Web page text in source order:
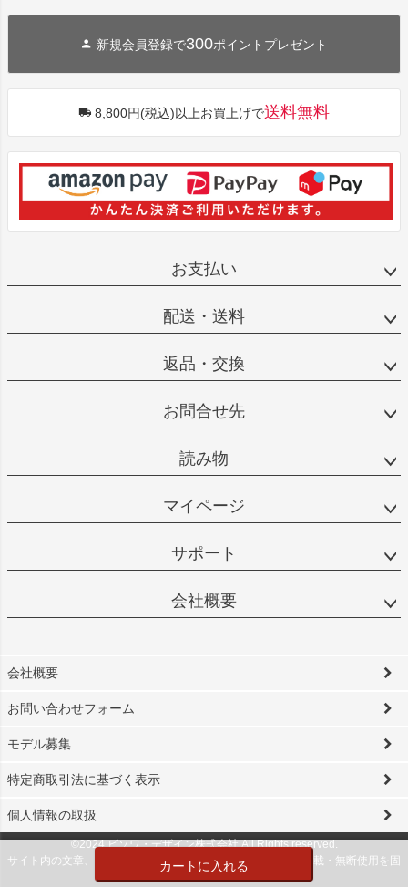
カートに入れる
新規会員登録で300ポイントプレゼント
8,800円(税込)以上お買上げで送料無料
お支払い
配送・送料
返品・交換
お問合せ先
読み物
マイページ
サポート
会社概要
会社概要
お問い合わせフォーム
モデル募集
特定商取引法に基づく表示
個人情報の取扱
©2024 ビソワ・デザイン株式会社 All Rights reserved.
サイト内の文章、画像などの著作物は当社に属します。無断転載・無断使用を固
く禁じます。